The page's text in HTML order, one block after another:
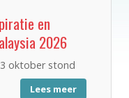
en
2026
oktober stond
Lees meer